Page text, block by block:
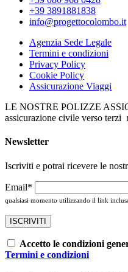
+39 3891881838
info@progettocolombo.it
Agenzia Sede Legale
Termini e condizioni
Privacy Policy
Cookie Policy
Assicurazione Viaggi
LE NOSTRE POLIZZE
assicurazione civile verso terzi
Newsletter
Iscriviti e potrai ricevere le
Email*
qualsiasi momento utilizzando il link
Accetto le condizioni
Termini e condizioni